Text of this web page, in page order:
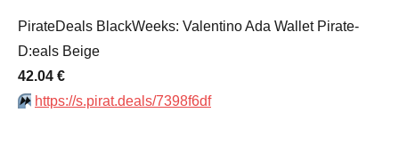
PirateDeals BlackWeeks: Valentino Ada Wallet Pirate-
D:eals Beige
42.04 €
⏩️ https://s.pirat.deals/7398f6df